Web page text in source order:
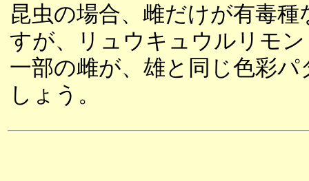
昆虫の場合、雌だけが有毒
すが、リュウキュウルリモ
一部の雌が、雄と同じ色彩
しょう。